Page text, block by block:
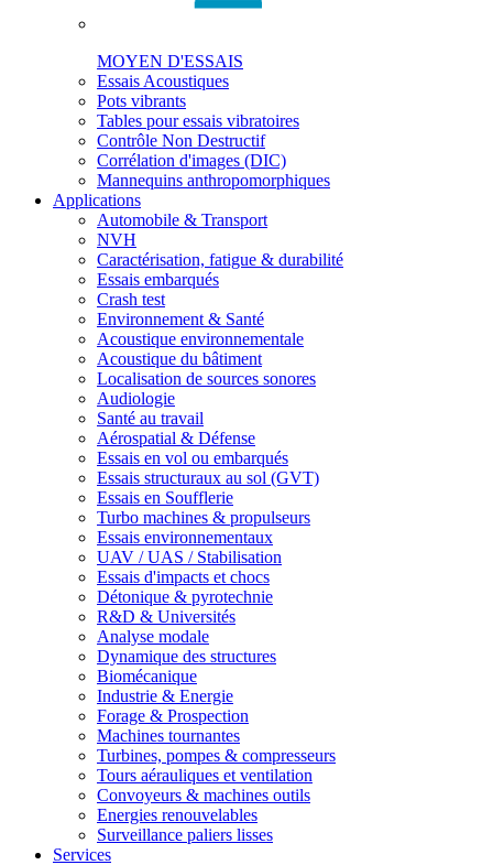
MOYEN D'ESSAIS
Essais Acoustiques
Pots vibrants
Tables pour essais vibratoires
Contrôle Non Destructif
Corrélation d'images (DIC)
Mannequins anthropomorphiques
Applications
Automobile & Transport
NVH
Caractérisation, fatigue & durabilité
Essais embarqués
Crash test
Environnement & Santé
Acoustique environnementale
Acoustique du bâtiment
Localisation de sources sonores
Audiologie
Santé au travail
Aérospatial & Défense
Essais en vol ou embarqués
Essais structuraux au sol (GVT)
Essais en Soufflerie
Turbo machines & propulseurs
Essais environnementaux
UAV / UAS / Stabilisation
Essais d'impacts et chocs
Détonique & pyrotechnie
R&D & Universités
Analyse modale
Dynamique des structures
Biomécanique
Industrie & Energie
Forage & Prospection
Machines tournantes
Turbines, pompes & compresseurs
Tours aérauliques et ventilation
Convoyeurs & machines outils
Energies renouvelables
Surveillance paliers lisses
Services